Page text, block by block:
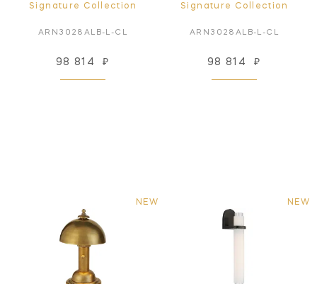
Signature Collection
ARN3028ALB-L-CL
98 814 ₽
Signature Collection
ARN3028ALB-L-CL
98 814 ₽
NEW NEW